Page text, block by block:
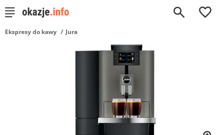
0
Ekspresy do kawy Jura